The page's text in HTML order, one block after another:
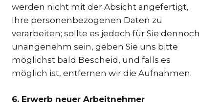
werden nicht mit der Absicht angefertigt,
Ihre personenbezogenen Daten zu
verarbeiten; sollte es jedoch für Sie dennoch
unangenehm sein, geben Sie uns bitte
möglichst bald Bescheid, und falls es
möglich ist, entfernen wir die Aufnahmen.
6. Erwerb neuer Arbeitnehmer